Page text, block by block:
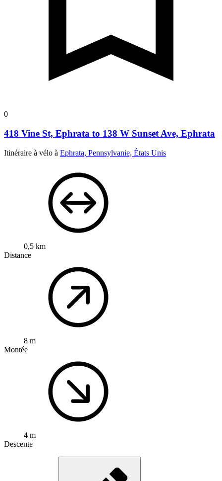
0
418 Vine St, Ephrata to 138 W Sunset Ave, Ephrata
Itinéraire à vélo à Ephrata, Pennsylvanie, États Unis
0,5 km
Distance
8 m
Montée
4 m
Descente